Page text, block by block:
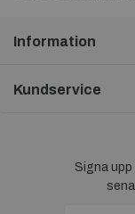
Information
Kundservice
Signa